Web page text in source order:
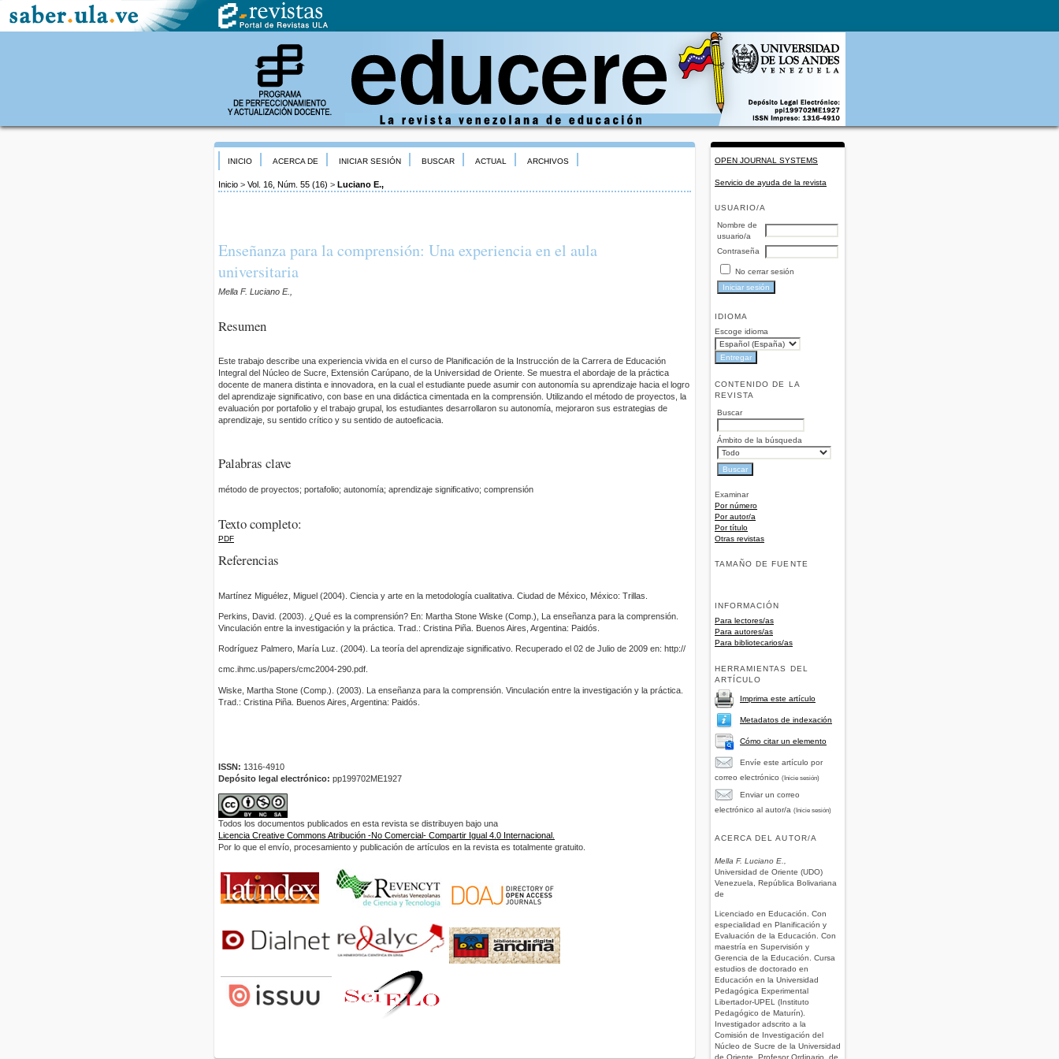
OPEN JOURNAL SYSTEMS
Servicio de ayuda de la revista
USUARIO/A
Nombre de
usuario/a
Contraseña
No cerrar sesión
IDIOMA
Escoge idioma
CONTENIDO DE LA
REVISTA
Buscar
Ámbito de la búsqueda
Examinar
Por número
Por autor/a
Por título
Otras revistas
TAMAÑO DE FUENTE
INFORMACIÓN
Para lectores/as
Para autores/as
Para bibliotecarios/as
HERRAMIENTAS DEL
ARTÍCULO
Imprima este artículo
Metadatos de indexación
Cómo citar un elemento
Envíe este artículo por
correo electrónico (Inicie sesión)
Enviar un correo
electrónico al autor/a (Inicie sesión)
ACERCA DEL AUTOR/A
Mella F. Luciano E.,
Universidad de Oriente (UDO)
Venezuela, República Bolivariana
de
Licenciado en Educación. Con
especialidad en Planificación y
Evaluación de la Educación. Con
maestría en Supervisión y
Gerencia de la Educación. Cursa
estudios de doctorado en
Educación en la Universidad
Pedagógica Experimental
Libertador-UPEL (Instituto
Pedagógico de Maturín).
Investigador adscrito a la
Comisión de Investigación del
Núcleo de Sucre de la Universidad
de Oriente. Profesor Ordinario, de
INICIO ACERCA DE INICIAR SESIÓN BUSCAR ACTUAL ARCHIVOS
Inicio > Vol. 16, Núm. 55 (16) > Luciano E.,
Enseñanza para la comprensión: Una experiencia en el aula
universitaria
Mella F. Luciano E.,
Resumen
Este trabajo describe una experiencia vivida en el curso de Planificación de la Instrucción de la Carrera de Educación
Integral del Núcleo de Sucre, Extensión Carúpano, de la Universidad de Oriente. Se muestra el abordaje de la práctica
docente de manera distinta e innovadora, en la cual el estudiante puede asumir con autonomía su aprendizaje hacia el logro
del aprendizaje significativo, con base en una didáctica cimentada en la comprensión. Utilizando el método de proyectos, la
evaluación por portafolio y el trabajo grupal, los estudiantes desarrollaron su autonomía, mejoraron sus estrategias de
aprendizaje, su sentido crítico y su sentido de autoeficacia.
Palabras clave
método de proyectos; portafolio; autonomía; aprendizaje significativo; comprensión
Texto completo:
PDF
Referencias
Martínez Miguélez, Miguel (2004). Ciencia y arte en la metodología cualitativa. Ciudad de México, México: Trillas.
Perkins, David. (2003). ¿Qué es la comprensión? En: Martha Stone Wiske (Comp.), La enseñanza para la comprensión.
Vinculación entre la investigación y la práctica. Trad.: Cristina Piña. Buenos Aires, Argentina: Paidós.
Rodríguez Palmero, María Luz. (2004). La teoría del aprendizaje significativo. Recuperado el 02 de Julio de 2009 en: http://
cmc.ihmc.us/papers/cmc2004-290.pdf.
Wiske, Martha Stone (Comp.). (2003). La enseñanza para la comprensión. Vinculación entre la investigación y la práctica.
Trad.: Cristina Piña. Buenos Aires, Argentina: Paidós.
ISSN: 1316-4910
Depósito legal electrónico: pp199702ME1927
Todos los documentos publicados en esta revista se distribuyen bajo una
Licencia Creative Commons Atribución -No Comercial- Compartir Igual 4.0 Internacional.
Por lo que el envío, procesamiento y publicación de artículos en la revista es totalmente gratuito.